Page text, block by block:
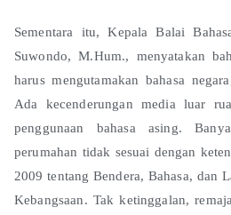
Sementara itu, Kepala Balai
Suwondo, M.Hum., menyatakan
harus mengutamakan bahasa
Ada kecenderungan media luar
penggunaan bahasa asing.
perumahan tidak sesuai dengan
2009 tentang Bendera, Bahasa, dan
Kebangsaan. Tak ketinggalan,